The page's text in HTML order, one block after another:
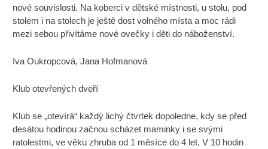
nové souvislosti. Na koberci v dětské místnosti, u stolu, pod
stolem i na stolech je ještě dost volného místa a moc rádi
mezi sebou přivítáme nové ovečky i děti do náboženství.
Iva Oukropcová, Jana Hofmanová
Klub otevřených dveří
Klub se „otevírá“ každý lichý čtvrtek dopoledne, kdy se před
desátou hodinou začnou scházet maminky i se svými
ratolestmi, ve věku zhruba od 1 měsíce do 4 let. V 10 hodin